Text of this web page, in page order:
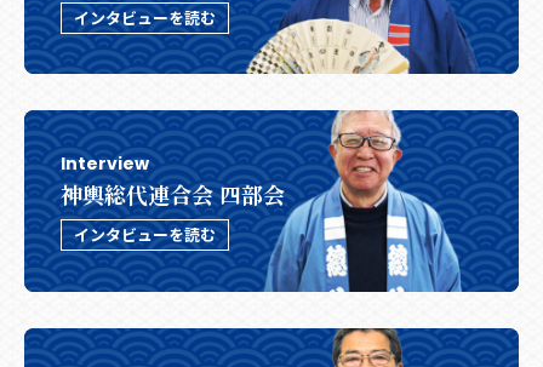
インタビューを読む
Interview
神輿総代連合会 四部会
インタビューを読む